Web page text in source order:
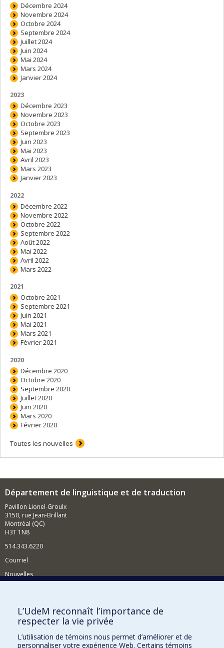
Décembre 2024
Novembre 2024
Octobre 2024
Septembre 2024
Juillet 2024
Juin 2024
Mai 2024
Mars 2024
Janvier 2024
2023
Décembre 2023
Novembre 2023
Octobre 2023
Septembre 2023
Juin 2023
Mai 2023
Avril 2023
Mars 2023
Janvier 2023
2022
Décembre 2022
Novembre 2022
Octobre 2022
Septembre 2022
Août 2022
Mai 2022
Avril 2022
Mars 2022
2021
Octobre 2021
Septembre 2021
Juin 2021
Mai 2021
Mars 2021
Février 2021
2020
Décembre 2020
Octobre 2020
Septembre 2020
Juillet 2020
Juin 2020
Mars 2020
Février 2020
Toutes les nouvelles
Département de linguistique et de traduction
Pavillon Lionel-Groulx
3150, rue Jean-Brillant
Montréal (QC)
H3T 1N8
514.343.6220
Courriel
Nouvelles
Comment soutenir le Département?
BESOIN D'AIDE?
Plan du site
L’UdeM reconnaît l’importance de
respecter la vie privée
L’utilisation de témoins nous permet d’améliorer et de
personnaliser votre expérience Web. Certains témoins